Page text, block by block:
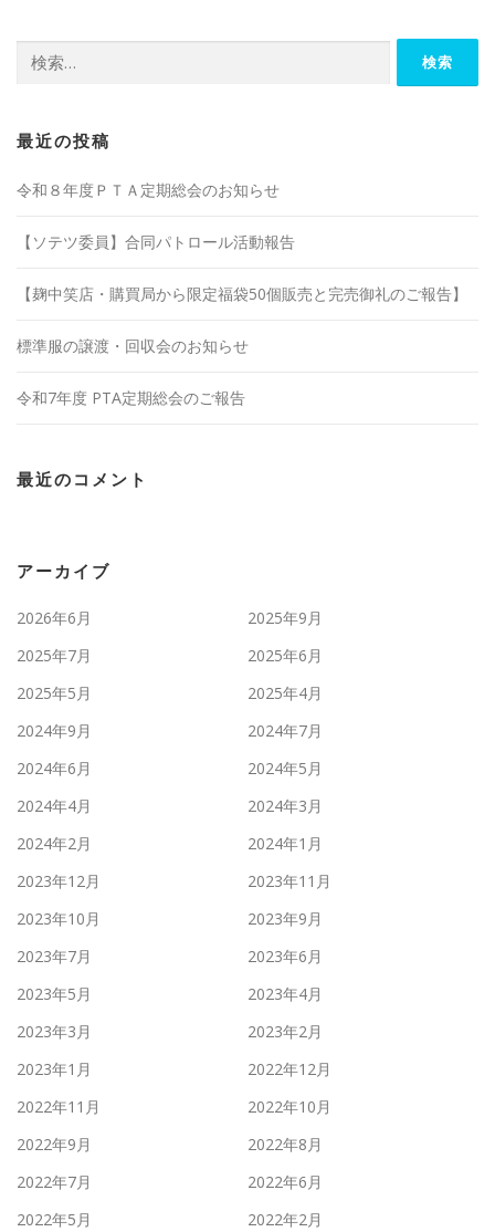
最近の投稿
令和８年度ＰＴＡ定期総会のお知らせ
【ソテツ委員】合同パトロール活動報告
【麹中笑店・購買局から限定福袋50個販売と完売御礼のご報告】
標準服の譲渡・回収会のお知らせ
令和7年度 PTA定期総会のご報告
最近のコメント
アーカイブ
2026年6月
2025年9月
2025年7月
2025年6月
2025年5月
2025年4月
2024年9月
2024年7月
2024年6月
2024年5月
2024年4月
2024年3月
2024年2月
2024年1月
2023年12月
2023年11月
2023年10月
2023年9月
2023年7月
2023年6月
2023年5月
2023年4月
2023年3月
2023年2月
2023年1月
2022年12月
2022年11月
2022年10月
2022年9月
2022年8月
2022年7月
2022年6月
2022年5月
2022年2月